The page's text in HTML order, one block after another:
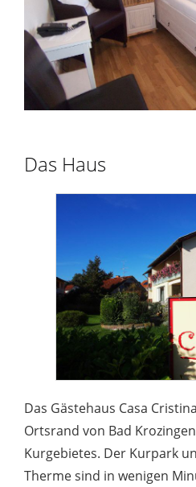
Das Haus
Das Gästehaus Casa
Ortsrand von Bad
Kurgebietes. Der Kurpark
Therme sind in wenigen